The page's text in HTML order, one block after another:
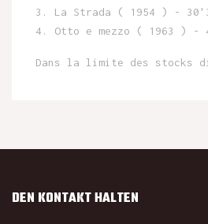
3. La Strada ( 1954 ) -
4. Otto e mezzo ( 1963 ) -
Dans la limite des stocks
DEN KONTAKT HALTEN